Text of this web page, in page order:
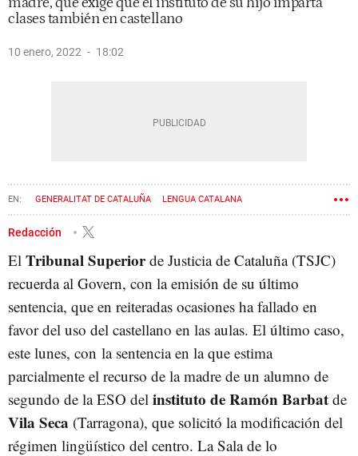
clases también en castellano
10 enero, 2022 18:02
GENERALITAT DE CATALUÑA LENGUA CATALANA
LENGUA CASTELLANA
Redacción
El Tribunal Superiorde Justicia de Cataluña (TSJC)
recuerda al Govern, con la emisión de su último
sentencia, que en reiteradas ocasiones ha fallado en
favor del uso del castellano en las aulas. El último caso,
este lunes, con la sentencia en la que estima
parcialmente el recurso de la madre de un alumno de
segundo de la ESO del instituto de Ramón Barbat de
Vila Seca (Tarragona), que solicitó la modificación del
régimen lingüístico del centro. La Sala de lo